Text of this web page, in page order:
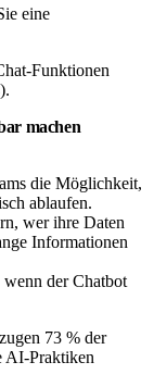
eine
Funktionen
machen
die Möglichkeit,
ablaufen.
wer ihre Daten
Informationen
der Chatbot
73 % der
AI-Praktiken